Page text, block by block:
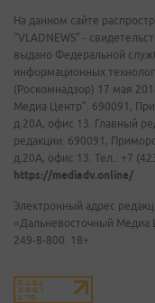
На данном сайте
"VLADNEWS" -
выдано Федеральной
информационных
(Роскомнадзор) 17 мая
Медиа Центр". 690091,
д.20А, офис 13. Главный
редакции: 690091,
д.20А, офис 13. Тел.: +7
https://mediadv.online/
Электронный адрес
«Дальневосточный Медиа
249-8-800. 18+